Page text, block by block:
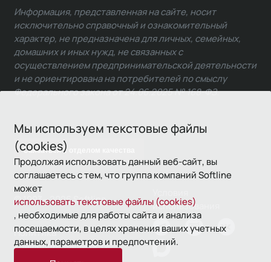
Мы используем текстовые файлы
(cookies)
Продолжая использовать данный веб-сайт, вы
соглашаетесь с тем, что группа компаний Softline
может
использовать текстовые файлы (cookies)
, необходимые для работы сайта и анализа
посещаемости, в целях хранения ваших учетных
данных, параметров и предпочтений.
Связаться с отделом качества
Информация, представленная на сайте, носит
исключительно справочный и ознакомительный
характер, не предназначена для личных, семейных,
домашних и иных нужд, не связанных с
осуществлением предпринимательской деятельности
и не ориентирована на потребителей по смыслу
Федерального закона от 24.06.2025 № 168-ФЗ.
© 1993—2026 Softline
использования
Политика
конфиденциальности